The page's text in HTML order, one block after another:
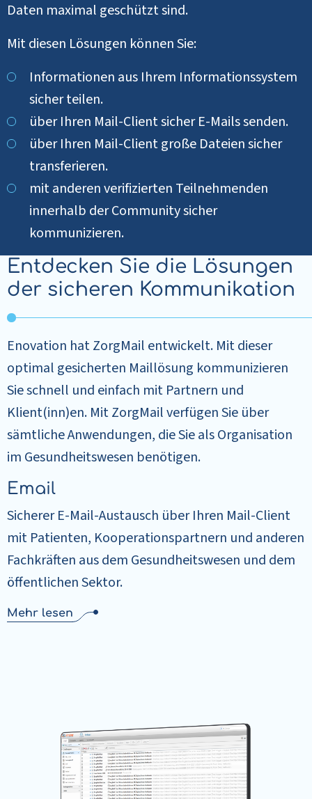
Daten maximal geschützt sind.
Mit diesen Lösungen können Sie:
Informationen aus Ihrem Informationssystem
sicher teilen.
über Ihren Mail-Client sicher E-Mails senden.
über Ihren Mail-Client große Dateien sicher
transferieren.
mit anderen verifizierten Teilnehmenden
innerhalb der Community sicher
kommunizieren.
Entdecken Sie die Lösungen
der sicheren Kommunikation
Enovation hat ZorgMail entwickelt. Mit dieser
optimal gesicherten Maillösung kommunizieren
Sie schnell und einfach mit Partnern und
Klient(inn)en. Mit ZorgMail verfügen Sie über
sämtliche Anwendungen, die Sie als Organisation
im Gesundheitswesen benötigen.
Email
Sicherer E-Mail-Austausch über Ihren Mail-Client
mit Patienten, Kooperationspartnern und anderen
Fachkräften aus dem Gesundheitswesen und dem
öffentlichen Sektor.
Mehr lesen